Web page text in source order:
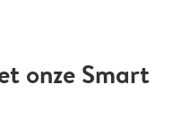
onze Smart